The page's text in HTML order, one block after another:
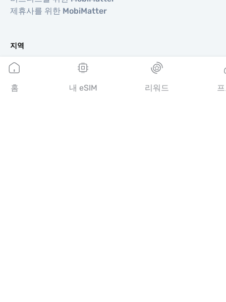
제휴사를 위한 MobiMatter
지역
유럽 eSIM
아시아 eSIM
아메리카 eSIM
홈 내 eSIM 리워드